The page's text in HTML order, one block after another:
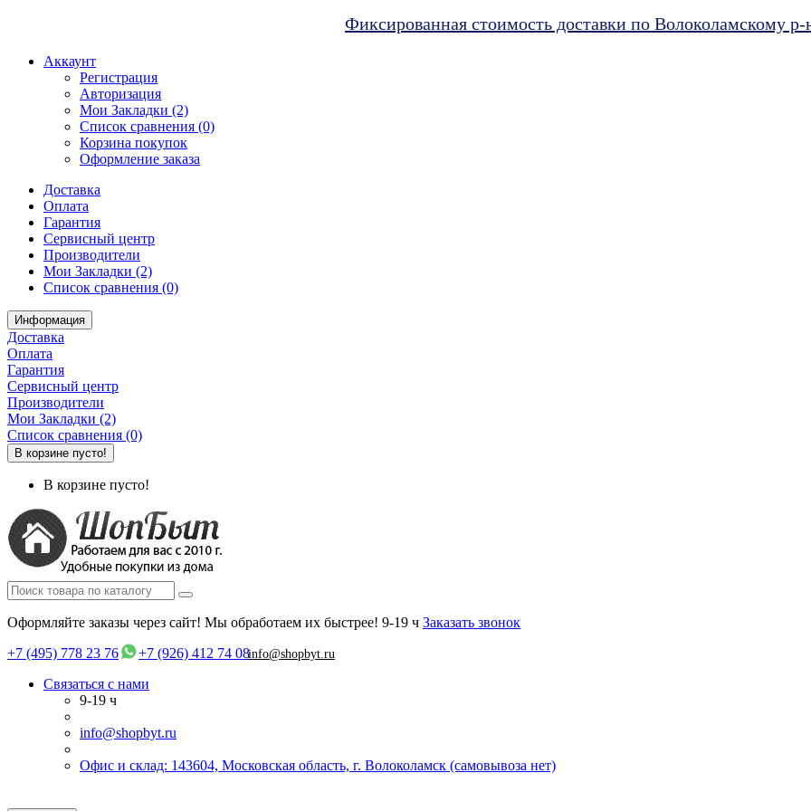
Фиксированная стоимость доставки по Волоколамскому р-
Аккаунт
Регистрация
Авторизация
Мои Закладки (2)
Список сравнения (0)
Корзина покупок
Оформление заказа
Доставка
Оплата
Гарантия
Сервисный центр
Производители
Мои Закладки (2)
Список сравнения (0)
Информация
Доставка
Оплата
Гарантия
Сервисный центр
Производители
Мои Закладки (2)
Список сравнения (0)
В корзине пусто!
В корзине пусто!
Оформляйте заказы через сайт! Мы обработаем их быстрее! 9-19 ч Заказать звонок
+7 (495) 778 23 76
+7 (926) 412 74 08info@shopbyt.ru
Связаться с нами
9-19 ч
info@shopbyt.ru
Офис и склад: 143604, Московская область, г. Волоколамск (самовывоза нет)